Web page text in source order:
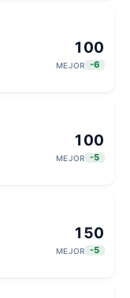
100
MEJOR -6
100
MEJOR -5
150
MEJOR -5